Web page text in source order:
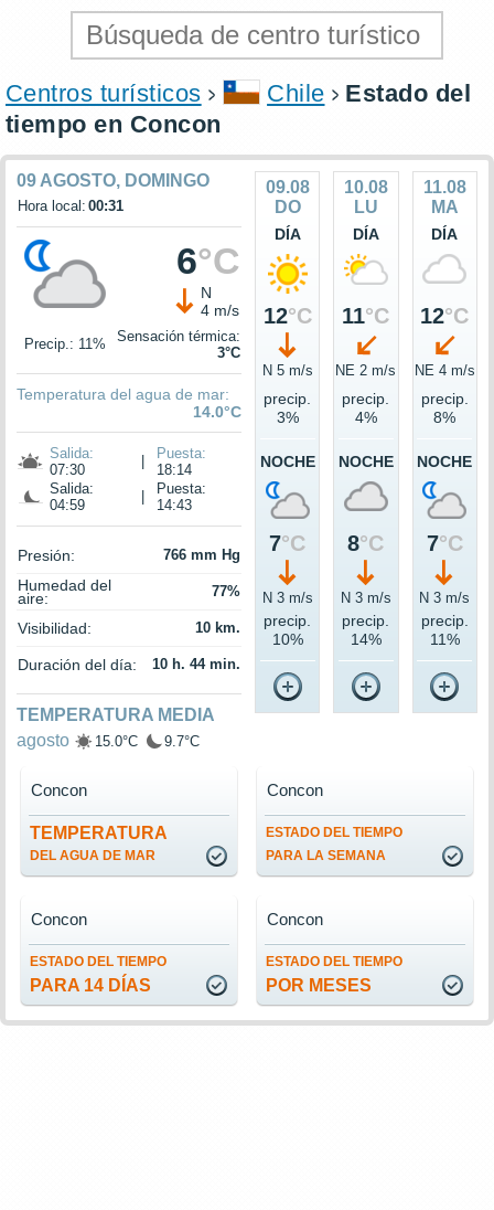
Centros turísticos Chile
Estado del
tiempo en Concon
09 AGOSTO, DOMINGO
Hora local: 00:31
6°C
N
4 m/s
Precip.: 11%
Sensación térmica:
3°C
Temperatura del agua de mar:
14.0°C
Salida:
07:30
Puesta:
18:14
Salida:
04:59
Puesta:
14:43
Presión: 766 mm Hg
Humedad del
aire: 77%
Visibilidad: 10 km.
Duración del día: 10 h. 44 min.
TEMPERATURA MEDIA
agosto
15.0°C 9.7°C
09.08
DO
DÍA
12°C
N 5 m/s
precip.
3%
NOCHE
7°C
N 3 m/s
precip.
10%
10.08
LU
DÍA
11°C
NE 2 m/s
precip.
4%
NOCHE
8°C
N 3 m/s
precip.
14%
11.08
MA
DÍA
12°C
NE 4 m/s
precip.
8%
NOCHE
7°C
N 3 m/s
precip.
11%
TEMPERATURA
DEL AGUA DE MAR
Concon
ESTADO DEL TIEMPO
PARA LA SEMANA
Concon
ESTADO DEL TIEMPO
PARA 14 DÍAS
Concon
ESTADO DEL TIEMPO
POR MESES
Concon